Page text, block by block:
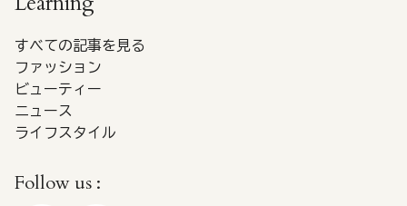
すべての記事を見る
ファッション
ビューティー
ニュース
ライフスタイル
Follow us :